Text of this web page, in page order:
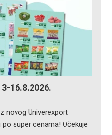
16.8.2026.
novog Univerexport
super cenama! Očekuje